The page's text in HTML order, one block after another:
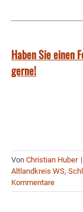
Haben Sie einen
gerne!
Von Christian Huber |
Altlandkreis WS,
Kommentare